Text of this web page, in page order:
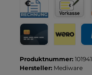
Produktnummer: 101941
Hersteller: Mediware